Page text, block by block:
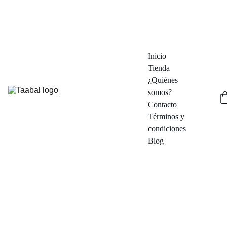
Inicio
Tienda
¿Quiénes
somos?
Contacto
Términos y
condiciones
Blog